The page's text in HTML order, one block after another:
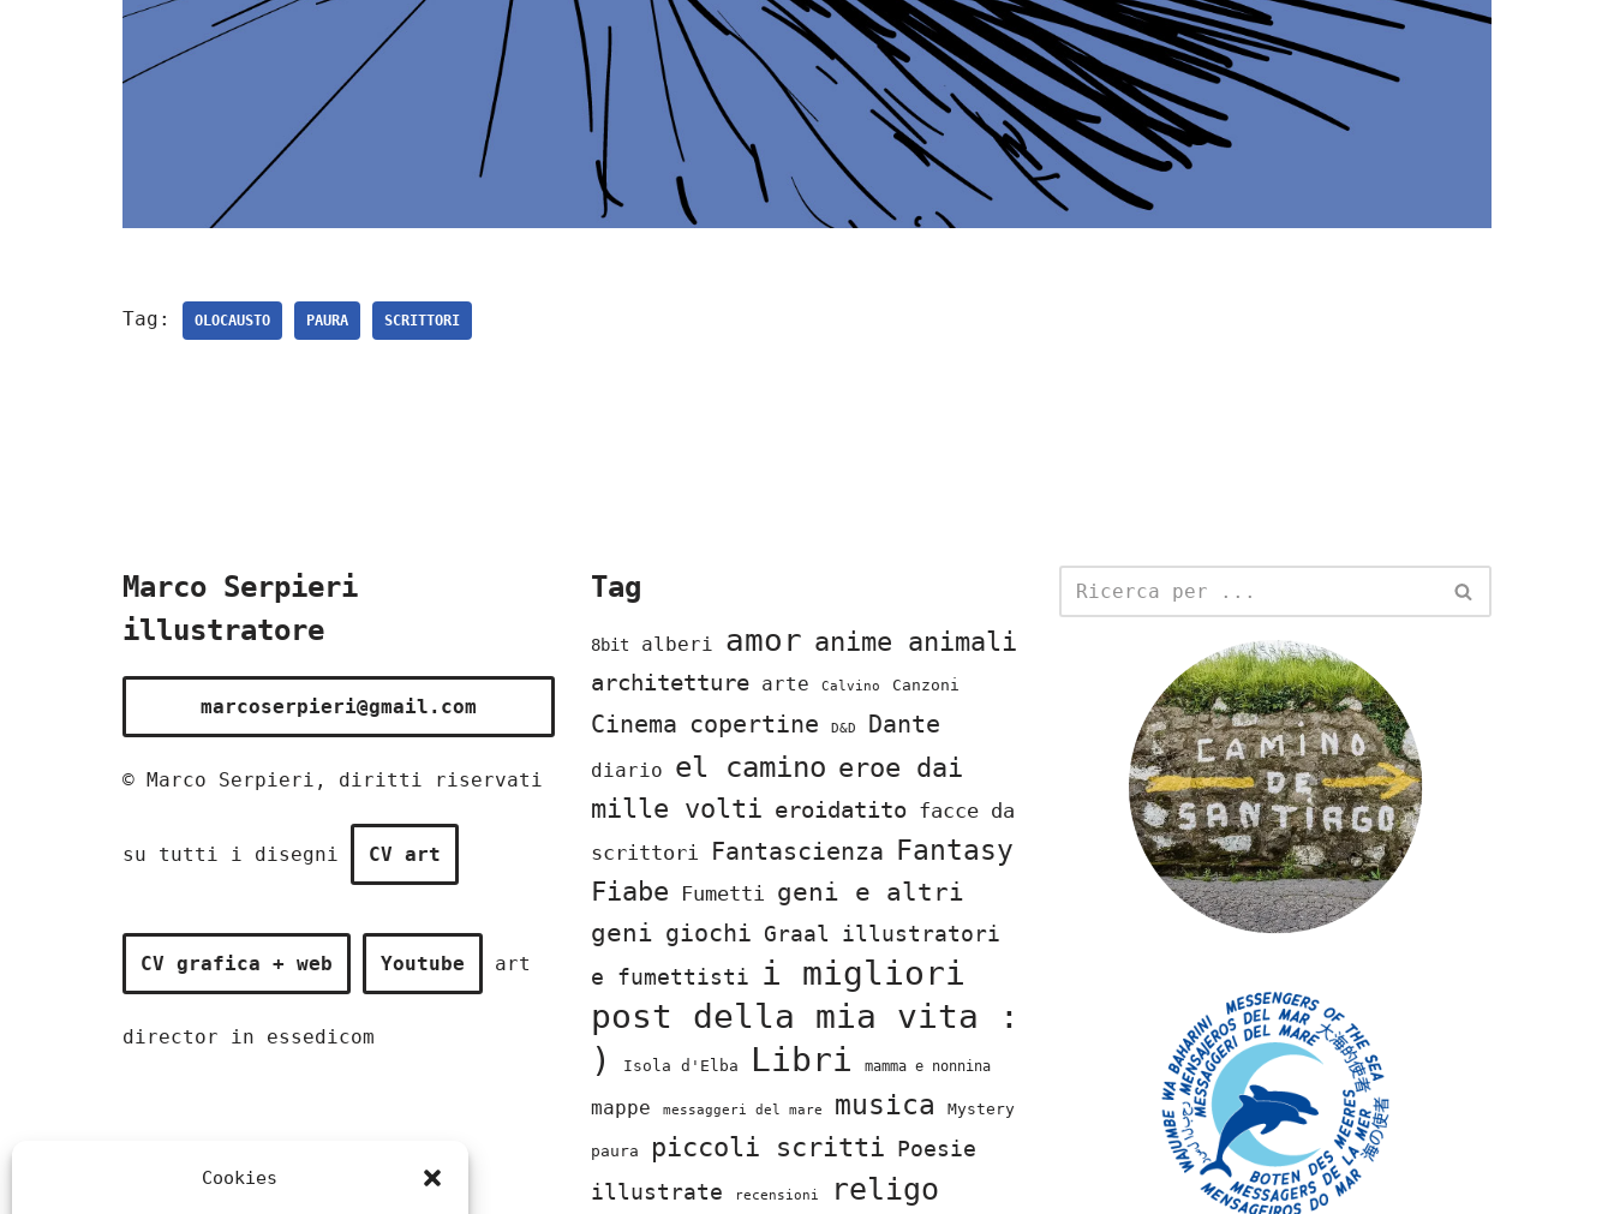
Cookies
Tag: OLOCAUSTO PAURA SCRITTORI
Marco Serpieri
illustratore
marcoserpieri@gmail.com
© Marco Serpieri, diritti riservati
su tutti i disegni CV art
CV grafica + web Youtube art
director in essedicom
Tag
8bit alberi amor anime animali
architetture arte Calvino Canzoni
Cinema copertine D&D Dante
diario el camino eroe dai
mille volti eroidatito facce da
scrittori
Fantascienza Fantasy
Fiabe Fumetti geni e altri
geni giochi Graal
illustratori
e fumettisti
i migliori
post della mia vita :
)
Isola d'Elba Libri mamma e nonnina
mappe messaggeri del mare musica Mystery
paura piccoli scritti
Poesie
illustrate
recensioni religo